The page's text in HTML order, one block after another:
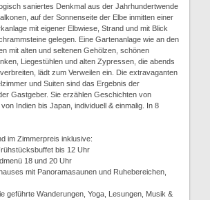
saniertes Denkmal aus der Jahrhundertwende
auf der Sonnenseite der Elbe inmitten einer
mit eigener Elbwiese, Strand und mit Blick
gelegen. Eine Gartenanlage wie an den
mit alten und seltenen Gehölzen, schönen
Liegestühlen und alten Zypressen, die abends
lädt zum Verweilen ein. Die extravaganten
und Suiten sind das Ergebnis der
Gastgeber. Sie erzählen Geschichten von
Indien bis Japan, individuell & einmalig. In 8
im Zimmerpreis inklusive:
bis 12 Uhr
18 und 20 Uhr
mit Panoramasaunen und Ruhebereichen,
geführte Wanderungen, Yoga, Lesungen, Musik &